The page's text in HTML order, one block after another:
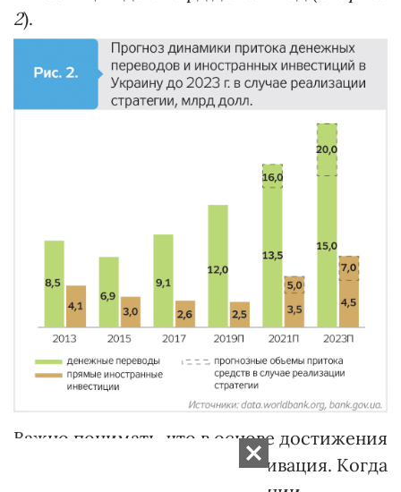
2).
Важно понимать, что в основе достижения
результата всегда лежит мотивация. Когда